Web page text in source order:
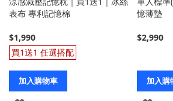
表布 專利記憶棉
$1,990
買1送1 任選搭配
加入購物車
憶薄墊
$2,990
加入購